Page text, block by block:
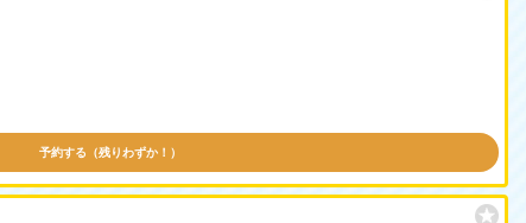
予約する（残りわずか！）